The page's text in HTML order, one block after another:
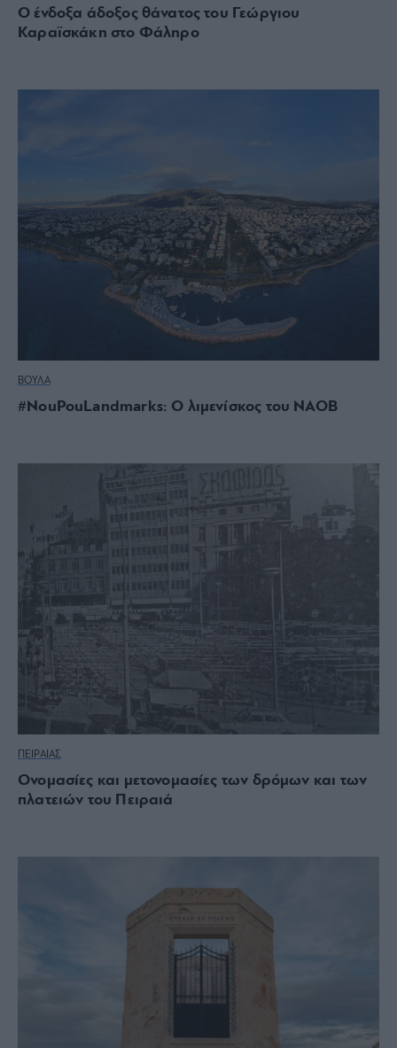
Ο ένδοξα άδοξος θάνατος του Γεώργιου
Καραϊσκάκη στο Φάληρο
ΒΟΥΛΑ
#NouPouLandmarks: Ο λιμενίσκος του ΝΑΟΒ
ΠΕΙΡΑΙΑΣ
Ονομασίες και μετονομασίες των δρόμων και των
πλατειών του Πειραιά